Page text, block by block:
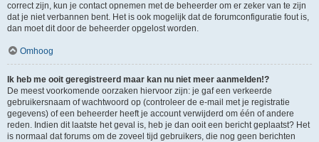
correct zijn, kun je contact opnemen met de beheerder om er zeker van te zijn
dat je niet verbannen bent. Het is ook mogelijk dat de forumconfiguratie fout is,
dan moet dit door de beheerder opgelost worden.
Omhoog
Ik heb me ooit geregistreerd maar kan nu niet meer aanmelden!?
De meest voorkomende oorzaken hiervoor zijn: je gaf een verkeerde
gebruikersnaam of wachtwoord op (controleer de e-mail met je registratie
gegevens) of een beheerder heeft je account verwijderd om één of andere
reden. Indien dit laatste het geval is, heb je dan ooit een bericht geplaatst? Het
is normaal dat forums om de zoveel tijd gebruikers, die nog geen berichten